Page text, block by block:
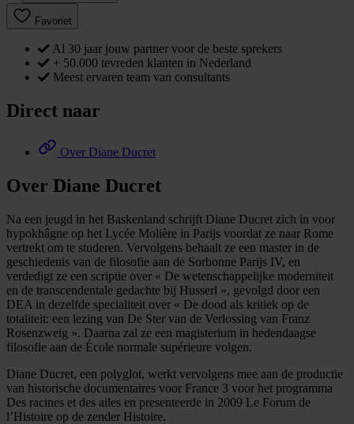
Favoriet
Al 30 jaar jouw partner voor de beste sprekers
+ 50.000 tevreden klanten in Nederland
Meest ervaren team van consultants
Direct naar
Over Diane Ducret
Over Diane Ducret
Na een jeugd in het Baskenland schrijft Diane Ducret zich in voor
hypokhâgne op het Lycée Molière in Parijs voordat ze naar Rome
vertrekt om te studeren. Vervolgens behaalt ze een master in de
geschiedenis van de filosofie aan de Sorbonne Parijs IV, en
verdedigt ze een scriptie over « De wetenschappelijke moderniteit
en de transcendentale gedachte bij Husserl », gevolgd door een
DEA in dezelfde specialiteit over « De dood als kritiek op de
totaliteit: een lezing van De Ster van de Verlossing van Franz
Rosenzweig ». Daarna zal ze een magisterium in hedendaagse
filosofie aan de École normale supérieure volgen.
Diane Ducret, een polyglot, werkt vervolgens mee aan de productie
van historische documentaires voor France 3 voor het programma
Des racines et des ailes en presenteerde in 2009 Le Forum de
l’Histoire op de zender Histoire.